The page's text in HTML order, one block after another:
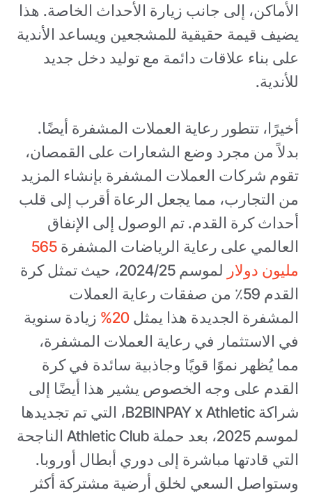
الأماكن، إلى جانب زيارة الأحداث الخاصة. هذا
يضيف قيمة حقيقية للمشجعين ويساعد الأندية
على بناء علاقات دائمة مع توليد دخل جديد
للأندية.
أخيرًا، تتطور رعاية العملات المشفرة أيضًا.
بدلاً من مجرد وضع الشعارات على القمصان،
تقوم شركات العملات المشفرة بإنشاء المزيد
من التجارب، مما يجعل الرعاة أقرب إلى قلب
أحداث كرة القدم. تم الوصول إلى الإنفاق
العالمي على رعاية الرياضات المشفرة565
مليون دولار
لموسم 2024/25، حيث تمثل كرة
القدم 59٪ من صفقات رعاية العملات
المشفرة الجديدة هذا يمثل20%
زيادة سنوية
في الاستثمار في رعاية العملات المشفرة،
مما يُظهر نموًا قويًا وجاذبية سائدة في كرة
القدم على وجه الخصوص يشير هذا أيضًا إلى
شراكة B2BINPAY x Athletic، التي تم تجديدها
لموسم 2025، بعد حملة Athletic Club الناجحة
التي قادتها مباشرة إلى دوري أبطال أوروبا.
وستواصل السعي لخلق أرضية مشتركة أكثر